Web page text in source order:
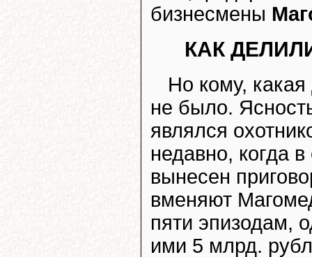
бизнесмены
КАК
Но кому, какая
не было.
являлся
недавно, когда
вынесен
вменяют
пяти эпизодам,
ими 5 млрд.